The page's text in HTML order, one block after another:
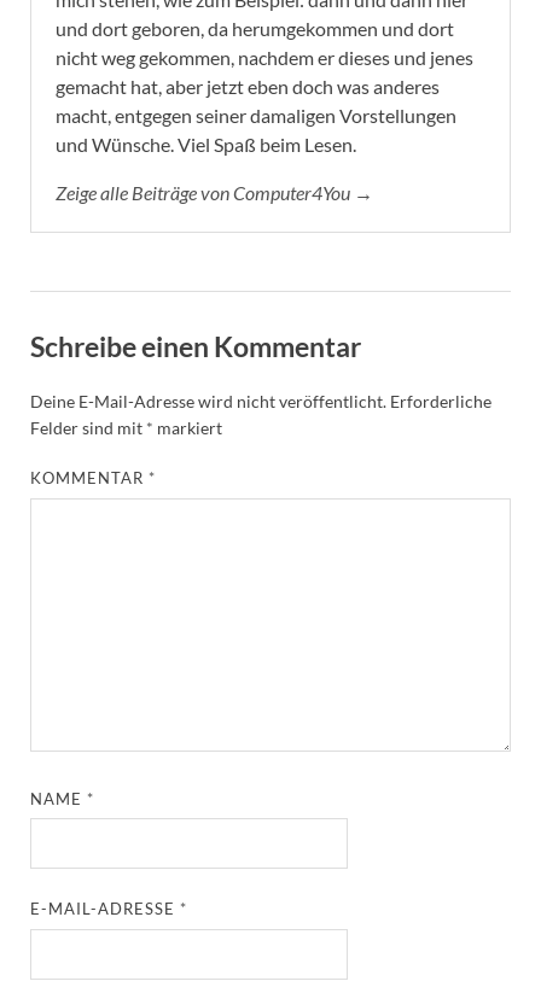
und dort geboren, da herumgekommen und dort
nicht weg gekommen, nachdem er dieses und jenes
gemacht hat, aber jetzt eben doch was anderes
macht, entgegen seiner damaligen Vorstellungen
und Wünsche. Viel Spaß beim Lesen.
Zeige alle Beiträge von Computer4You →
Schreibe einen Kommentar
Deine E-Mail-Adresse wird nicht veröffentlicht. Erforderliche
Felder sind mit * markiert
KOMMENTAR *
NAME *
E-MAIL-ADRESSE *